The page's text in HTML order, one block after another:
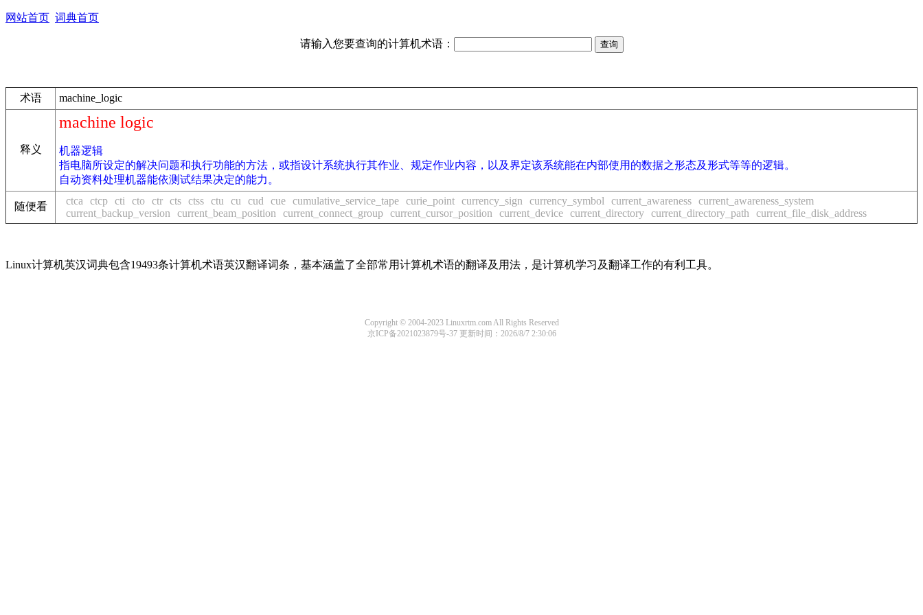
网站首页 词典首页
请输入您要查询的计算机术语：
术语 machine_logic
释义
machine logic
机器逻辑
指电脑所设定的解决问题和执行功能的方法，或指设计系统执行其作业、规定作业内容，以及界定该系统能在内部使用的数据之形态及形式等等的逻辑。
自动资料处理机器能依测试结果决定的能力。
随便看 ctca ctcp cti cto ctr cts ctss ctu cu cud cue cumulative_service_tape curie_point currency_sign currency_symbol current_awareness current_awareness_system
current_backup_version
current_beam_position current_connect_group current_cursor_position current_device current_directory current_directory_path current_file_disk_address
Linux计算机英汉词典包含19493条计算机术语英汉翻译词条，基本涵盖了全部常用计算机术语的翻译及用法，是计算机学习及翻译工作的有利工具。
Copyright © 2004-2023 Linuxrtm.com All Rights Reserved
京ICP备2021023879号-37更新时间：2026/8/7 2:30:06